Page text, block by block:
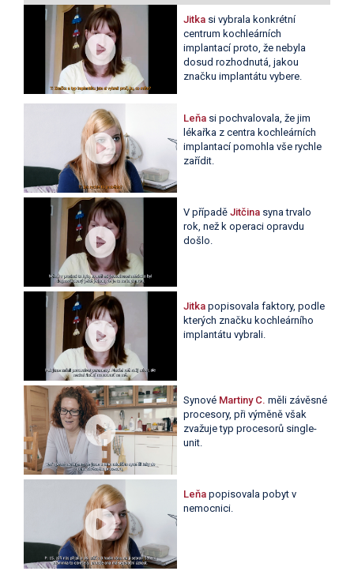
Jitka si vybrala konkrétní
centrum kochleárních
implantací proto, že nebyla
dosud rozhodnutá, jakou
značku implantátu vybere.
Leňa si pochvalovala, že jim
lékařka z centra kochleárních
implantací pomohla vše rychle
zařídit.
V případě Jitčinasyna trvalo
rok, než k operaci opravdu
došlo.
Jitka popisovala faktory, podle
kterých značku kochleárního
implantátu vybrali.
Synové Martiny C. měli závěsné
procesory, při výměně však
zvažuje typ procesorů single-
unit.
Leňa popisovala pobyt v
nemocnici.